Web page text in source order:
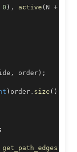
0 ) , active ( N +
, order) ;
) order . size ( )
;
get_path_edges (